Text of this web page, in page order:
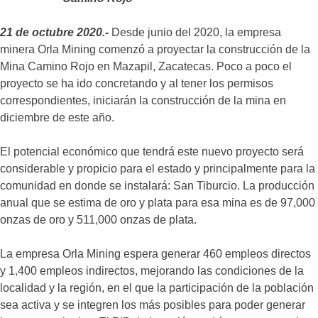
21 de octubre 2020.- Desde junio del 2020, la empresa
minera Orla Mining comenzó a proyectar la construcción de la
Mina Camino Rojo en Mazapil, Zacatecas. Poco a poco el
proyecto se ha ido concretando y al tener los permisos
correspondientes, iniciarán la construcción de la mina en
diciembre de este año.
El potencial económico que tendrá este nuevo proyecto será
considerable y propicio para el estado y principalmente para la
comunidad en donde se instalará: San Tiburcio. La producción
anual que se estima de oro y plata para esa mina es de 97,000
onzas de oro y 511,000 onzas de plata.
La empresa Orla Mining espera generar 460 empleos directos
y 1,400 empleos indirectos, mejorando las condiciones de la
localidad y la región, en el que la participación de la población
sea activa y se integren los más posibles para poder generar